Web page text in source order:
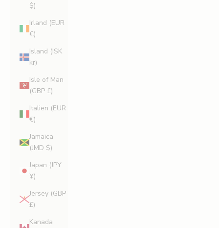
$)
Irland (EUR
€)
Island (ISK
kr)
Isle of Man
(GBP £)
Italien (EUR
€)
Jamaica
(JMD $)
Japan (JPY
¥)
Jersey (GBP
£)
Kanada